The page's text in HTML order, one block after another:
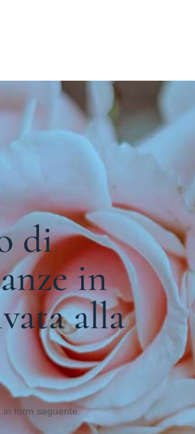
di
in
alla
form seguente.